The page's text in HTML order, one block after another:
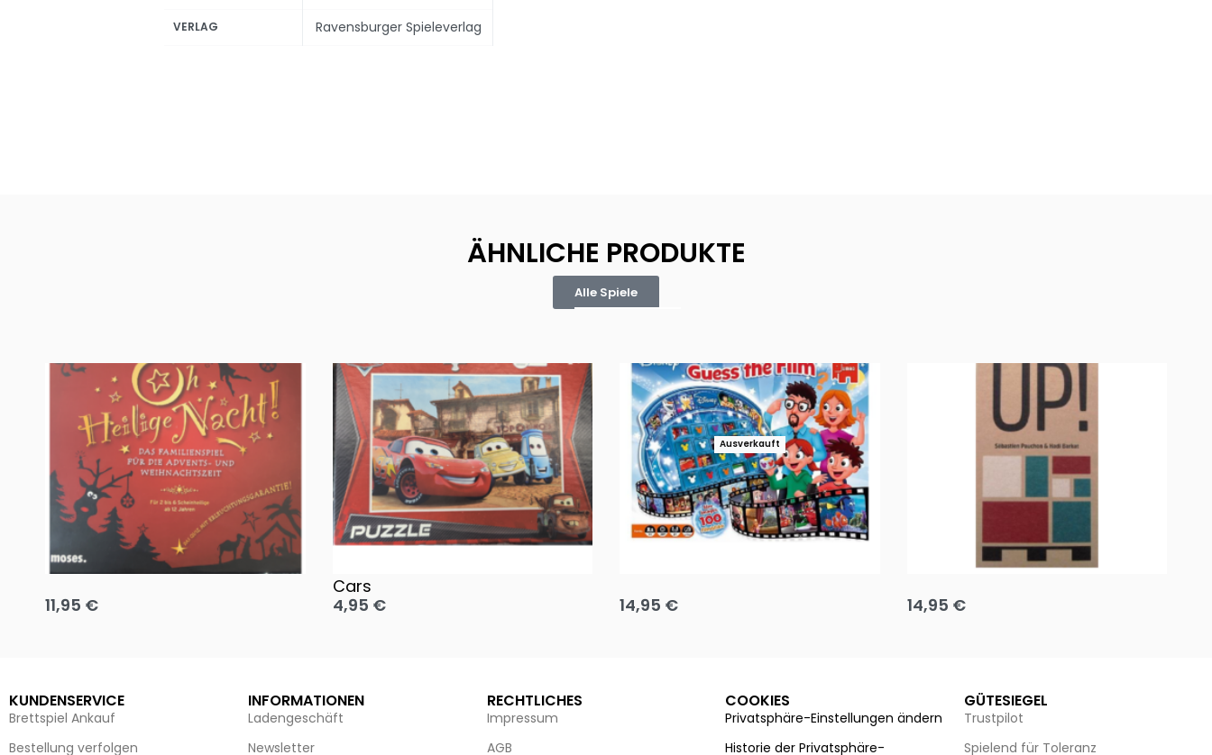
VERLAG Ravensburger Spieleverlag
ÄHNLICHE PRODUKTE
Alle Spiele
Oh, heilige Nacht!
11,95 €
Cars
4,95 €
Ausverkauft
14,95 €
Team up
14,95 €
KUNDENSERVICE
Brettspiel Ankauf
Bestellung verfolgen
INFORMATIONEN
Ladengeschäft
Newsletter
RECHTLICHES
Impressum
AGB
COOKIES
Privatsphäre-Einstellungen ändern
Historie der Privatsphäre-
GÜTESIEGEL
Trustpilot
Spielend für Toleranz